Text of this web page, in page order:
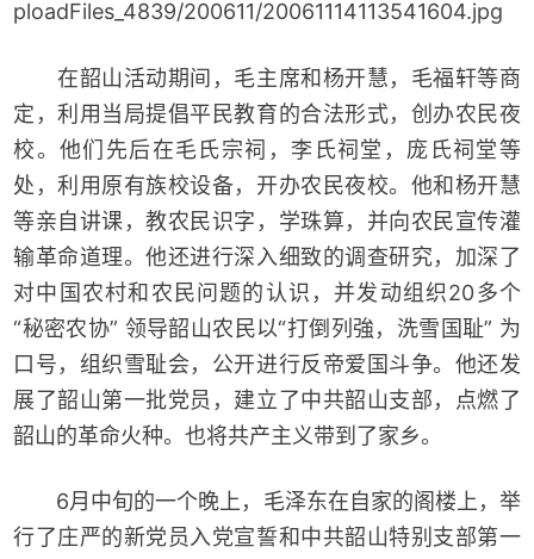
在韶山活动期间，毛主席和杨开慧，毛福轩等商
定，利用当局提倡平民教育的合法形式，创办农民夜
校。他们先后在毛氏宗祠，李氏祠堂，庞氏祠堂等
处，利用原有族校设备，开办农民夜校。他和杨开慧
等亲自讲课，教农民识字，学珠算，并向农民宣传灌
输革命道理。他还进行深入细致的调查研究，加深了
对中国农村和农民问题的认识，并发动组织20多个
“秘密农协” 领导韶山农民以“打倒列強，洗雪国耻” 为
口号，组织雪耻会，公开进行反帝爱国斗争。他还发
展了韶山第一批党员，建立了中共韶山支部，点燃了
韶山的革命火种。也将共产主义带到了家乡。
6月中旬的一个晚上，毛泽东在自家的阁楼上，举
行了庄严的新党员入党宣誓和中共韶山特别支部第一